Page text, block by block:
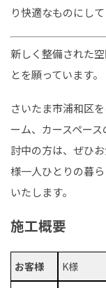
り快適なものにし
新しく整備された
とを願っています。
さいたま市浦和区
ーム、カースペー
討中の方は、ぜひ
様一人ひとりの暮
いたします。
施工概要
お客様 K様